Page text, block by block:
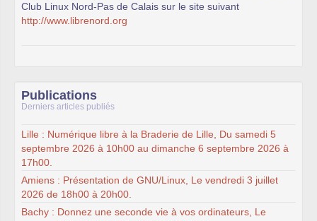
Club Linux Nord-Pas de Calais sur le site suivant
http://www.librenord.org
Publications
Derniers articles publiés
Lille : Numérique libre à la Braderie de Lille, Du samedi 5
septembre 2026 à 10h00 au dimanche 6 septembre 2026 à
17h00.
Amiens : Présentation de GNU/Linux, Le vendredi 3 juillet
2026 de 18h00 à 20h00.
Bachy : Donnez une seconde vie à vos ordinateurs, Le